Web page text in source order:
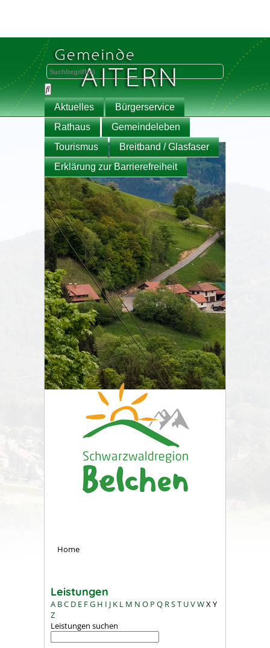
Aktuelles
Bürgerservice
Rathaus
Gemeindeleben
Tourismus
Breitband / Glasfaser
Erklärung zur Barrierefreiheit
Home
Leistungen
A BC D E FG H I J K L M N O P Q RST UVWXY
Z
Leistungen suchen